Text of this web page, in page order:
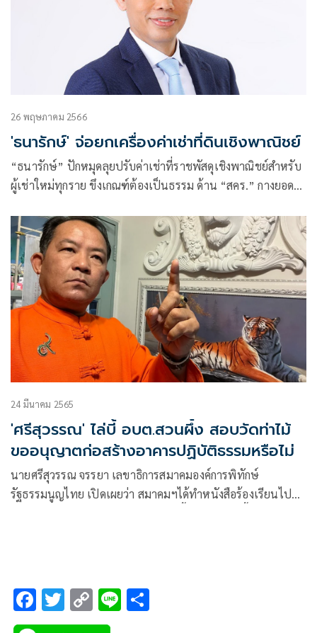
26 พฤษภาคม 2566
'ธนารักษ์' จ่อยกเครื่องค่าเช่าที่ดินเชิงพาณิชย์
“ธนารักษ์” ปักหมุดลุยปรับค่าเช่าที่ราชพัสดุเชิงพาณิชย์สำหรับ
ผู้เช่าใหม่ทุกราย ขึงเกณฑ์ต้องเป็นธรรม ด้าน “สคร.” กางยอด
ใหญ่เดินเครื่องลงทุนอุตลุต
24 มีนาคม 2565
'ศรีสุวรรณ' ไล่บี้ อบต.สวนผึ้ง สอบวัดท่าไม้
ขออนุญาตก่อสร้างอาคารปฏิบัติธรรมหรือไม่
นายศรีสุวรรณ จรรยา เลขาธิการสมาคมองค์การพิทักษ์
รัฐธรรมนูญไทย เปิดเผยว่า สมาคมฯได้ทำหนังสือร้องเรียนไปยัง
F
ac
T
wi
C
o
Li